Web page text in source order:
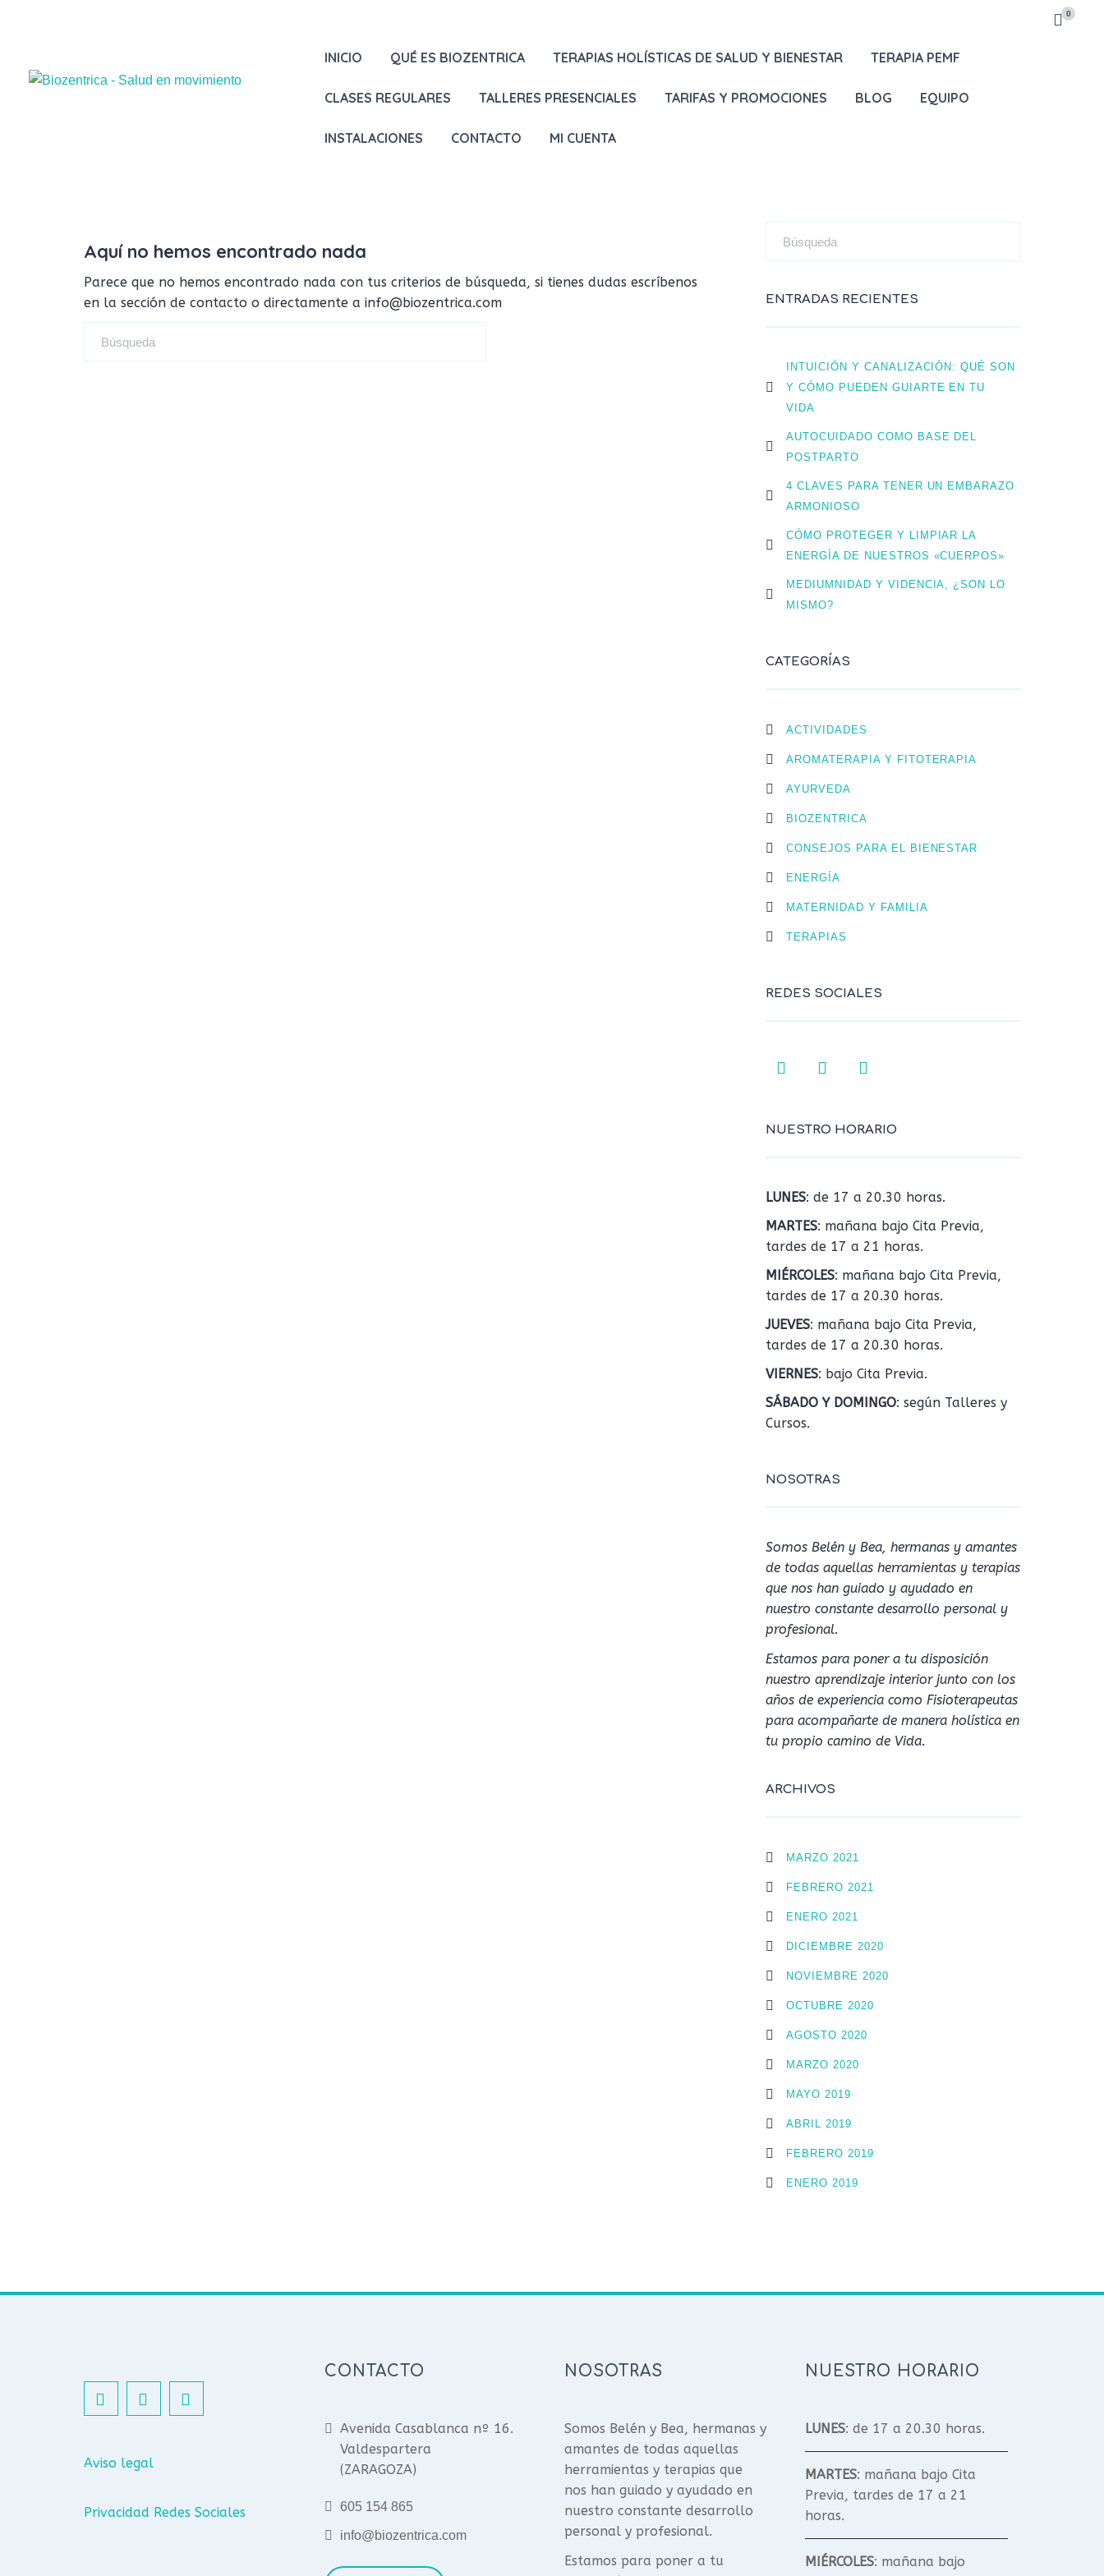
0
INICIO QUÉ ES BIOZENTRICA TERAPIAS HOLÍSTICAS DE SALUD Y BIENESTAR TERAPIA PEMF
CLASES REGULARES TALLERES PRESENCIALES TARIFAS Y PROMOCIONES BLOG EQUIPO
INSTALACIONES CONTACTO MI CUENTA
Aquí no hemos encontrado nada
Parece que no hemos encontrado nada con tus criterios de búsqueda, si tienes dudas escríbenos
en la sección de contacto o directamente a info@biozentrica.com
ENTRADAS RECIENTES
INTUICIÓN Y CANALIZACIÓN: QUÉ SON
Y CÓMO PUEDEN GUIARTE EN TU
VIDA
AUTOCUIDADO COMO BASE DEL
POSTPARTO
4 CLAVES PARA TENER UN EMBARAZO
ARMONIOSO
CÓMO PROTEGER Y LIMPIAR LA
ENERGÍA DE NUESTROS «CUERPOS»
MEDIUMNIDAD Y VIDENCIA, ¿SON LO
MISMO?
CATEGORÍAS
ACTIVIDADES
AROMATERAPIA Y FITOTERAPIA
AYURVEDA
BIOZENTRICA
CONSEJOS PARA EL BIENESTAR
ENERGÍA
MATERNIDAD Y FAMILIA
TERAPIAS
REDES SOCIALES
NUESTRO HORARIO
LUNES: de 17 a 20.30 horas.
MARTES: mañana bajo Cita Previa,
tardes de 17 a 21 horas.
MIÉRCOLES: mañana bajo Cita Previa,
tardes de 17 a 20.30 horas.
JUEVES: mañana bajo Cita Previa,
tardes de 17 a 20.30 horas.
VIERNES: bajo Cita Previa.
SÁBADO Y DOMINGO: según Talleres y
Cursos.
NOSOTRAS
Somos Belén y Bea, hermanas y amantes
de todas aquellas herramientas y terapias
que nos han guiado y ayudado en
nuestro constante desarrollo personal y
profesional.
Estamos para poner a tu disposición
nuestro aprendizaje interior junto con los
años de experiencia como Fisioterapeutas
para acompañarte de manera holística en
tu propio camino de Vida.
ARCHIVOS
MARZO 2021
FEBRERO 2021
ENERO 2021
DICIEMBRE 2020
NOVIEMBRE 2020
OCTUBRE 2020
AGOSTO 2020
MARZO 2020
MAYO 2019
ABRIL 2019
FEBRERO 2019
ENERO 2019
Aviso legal
Privacidad Redes Sociales
CONTACTO
Avenida Casablanca nº 16.
Valdespartera
(ZARAGOZA)
605 154 865
info@biozentrica.com
NOSOTRAS
Somos Belén y Bea, hermanas y
amantes de todas aquellas
herramientas y terapias que
nos han guiado y ayudado en
nuestro constante desarrollo
personal y profesional.
Estamos para poner a tu
NUESTRO HORARIO
LUNES: de 17 a 20.30 horas.
MARTES: mañana bajo Cita
Previa, tardes de 17 a 21
horas.
MIÉRCOLES: mañana bajo